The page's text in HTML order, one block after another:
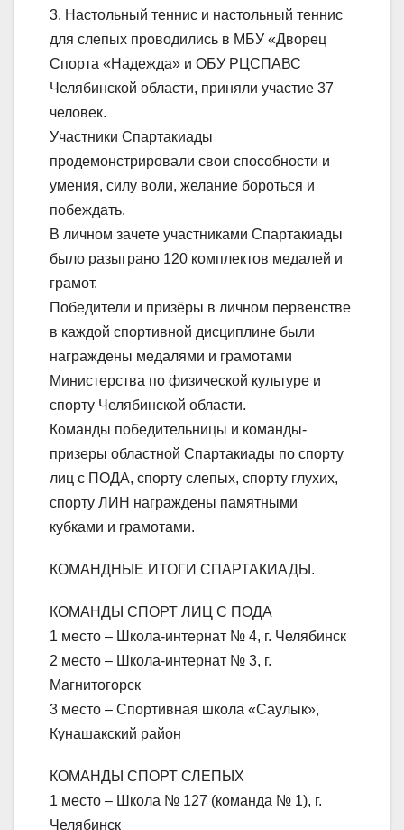
3. Настольный теннис и настольный теннис
для слепых проводились в МБУ «Дворец
Спорта «Надежда» и ОБУ РЦСПАВС
Челябинской области, приняли участие 37
человек.
Участники Спартакиады
продемонстрировали свои способности и
умения, силу воли, желание бороться и
побеждать.
В личном зачете участниками Спартакиады
было разыграно 120 комплектов медалей и
грамот.
Победители и призёры в личном первенстве
в каждой спортивной дисциплине были
награждены медалями и грамотами
Министерства по физической культуре и
спорту Челябинской области.
Команды победительницы и команды-
призеры областной Спартакиады по спорту
лиц с ПОДА, спорту слепых, спорту глухих,
спорту ЛИН награждены памятными
кубками и грамотами.
КОМАНДНЫЕ ИТОГИ СПАРТАКИАДЫ.
КОМАНДЫ СПОРТ ЛИЦ С ПОДА
1 место – Школа-интернат № 4, г. Челябинск
2 место – Школа-интернат № 3, г.
Магнитогорск
3 место – Спортивная школа «Саулык»,
Кунашакский район
КОМАНДЫ СПОРТ СЛЕПЫХ
1 место – Школа № 127 (команда № 1), г.
Челябинск